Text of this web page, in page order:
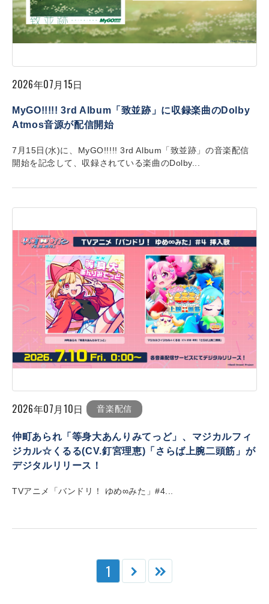
2026年07月15日
MyGO!!!!! 3rd Album「致並跡」に収録楽曲のDolby
Atmos音源が配信開始
7月15日(水)に、MyGO!!!!! 3rd Album「致並跡」の音楽配信
開始を記念して、収録されている楽曲のDolby...
2026年07月10日 音楽配信
仲町あられ「等身大あんりみてっど」、マジカルフィ
ジカル☆くるる(CV.釘宮理恵)「さらば上腕二頭筋」が
デジタルリリース！
TVアニメ「バンドリ！ ゆめ∞みた」#4...
1